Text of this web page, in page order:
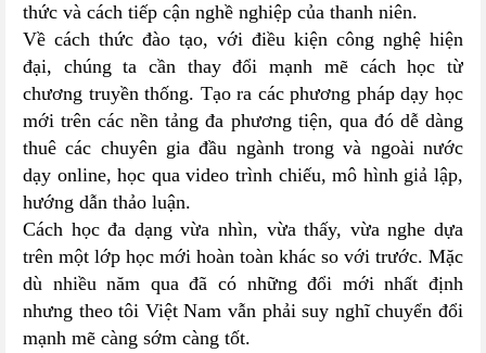
thức và cách tiếp cận nghề nghiệp của thanh niên.
Về cách thức đào tạo, với điều kiện công nghệ hiện
đại, chúng ta cần thay đổi mạnh mẽ cách học từ
chương truyền thống. Tạo ra các phương pháp dạy học
mới trên các nền tảng đa phương tiện, qua đó dễ dàng
thuê các chuyên gia đầu ngành trong và ngoài nước
dạy online, học qua video trình chiếu, mô hình giả lập,
hướng dẫn thảo luận.
Cách học đa dạng vừa nhìn, vừa thấy, vừa nghe dựa
trên một lớp học mới hoàn toàn khác so với trước. Mặc
dù nhiều năm qua đã có những đổi mới nhất định
nhưng theo tôi Việt Nam vẫn phải suy nghĩ chuyển đổi
mạnh mẽ càng sớm càng tốt.